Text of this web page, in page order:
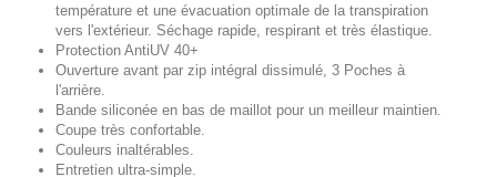
température et une évacuation optimale de la transpiration
vers l'extérieur. Séchage rapide, respirant et très élastique.
Protection AntiUV 40+
Ouverture avant par zip intégral dissimulé, 3 Poches à
l'arrière.
Bande siliconée en bas de maillot pour un meilleur maintien.
Coupe très confortable.
Couleurs inaltérables.
Entretien ultra-simple.